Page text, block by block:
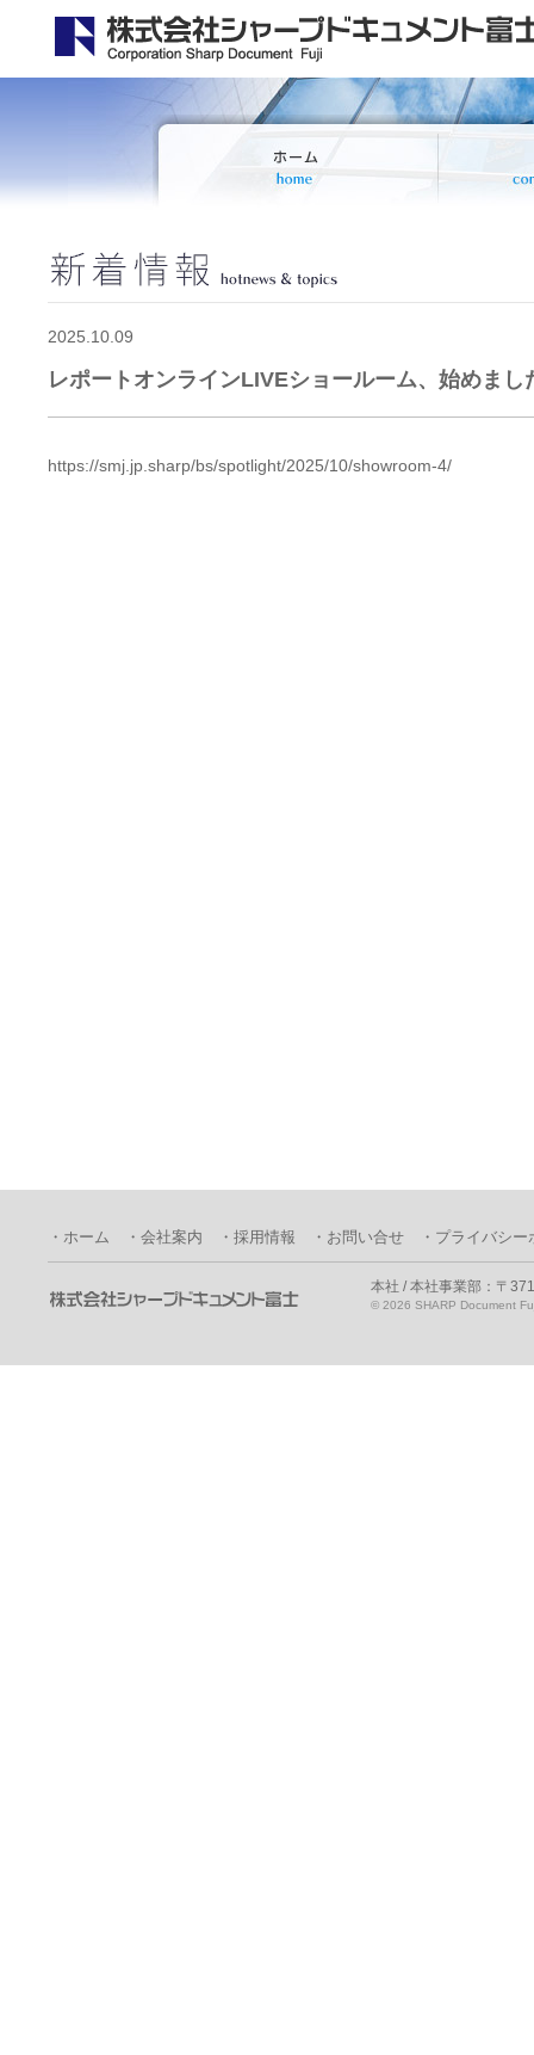
2025.10.09
レポートオンラインLIVEショールーム、始めまし
https://smj.jp.sharp/bs/spotlight/2025/10/showroom-4/
・ホーム ・会社案内 ・採用情報 ・お問い合せ ・プライバシ
本社 / 本社事業部：〒
© 2026 SHARP Document